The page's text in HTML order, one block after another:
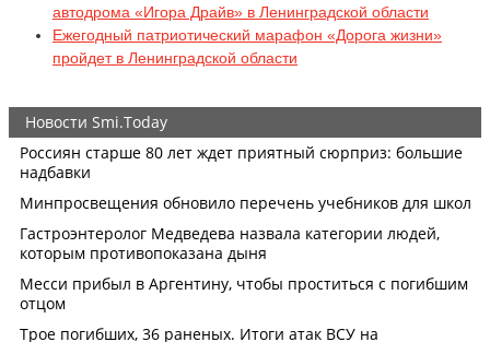
автодрома «Игора Драйв» в Ленинградской области
Ежегодный патриотический марафон «Дорога жизни»
пройдет в Ленинградской области